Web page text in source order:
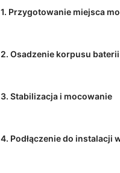
1. Przygotowanie miejsca
2. Osadzenie korpusu baterii
3. Stabilizacja i mocowanie
4. Podłączenie do instalacji